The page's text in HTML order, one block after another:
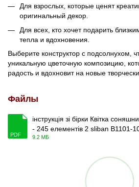
Для взрослых, которые ценят
оригинальный декор.
Для всех, кто хочет подарить
тепла и вдохновения.
Выберите конструктор с подсолнухом,
уникальную цветочную композицию,
радость и вдохновит на новые
Файлы
PDF
інструкція зі бірки Квітка
- 245 елементів 2 sliban B1101-
9.2 МБ